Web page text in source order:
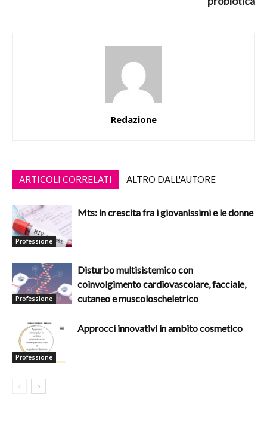
Redazione
ARTICOLI CORRELATI ALTRO DALL'AUTORE
Professione
Mts: in crescita fra i giovanissimi e le donne
Professione
Disturbo multisistemico con
coinvolgimento cardiovascolare, facciale,
cutaneo e muscoloscheletrico
Professione
Approcci innovativi in ambito cosmetico